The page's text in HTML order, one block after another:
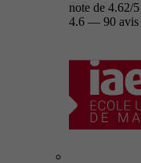
note de 4.62/5
4.6 — 90 avis